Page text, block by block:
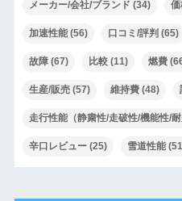
メーカー/会社/ブランド (34) 価
加速性能(56) 口コミ/評判 (65)
故障(67) 比較(11) 燃費
生産/販売(57) 維持費(48)
走行性能（静粛性/走破性/機能性/耐
辛口レビュー(25) 雪道性能